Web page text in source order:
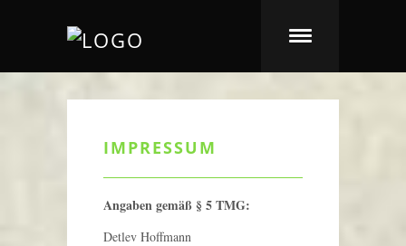
IMPRESSUM
Angaben gemäß § 5 TMG:
Detlev Hoffmann